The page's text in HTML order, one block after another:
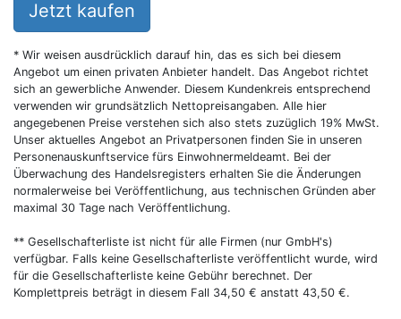
Jetzt kaufen
* Wir weisen ausdrücklich darauf hin, das es sich bei diesem
Angebot um einen privaten Anbieter handelt. Das Angebot richtet
sich an gewerbliche Anwender. Diesem Kundenkreis entsprechend
verwenden wir grundsätzlich Nettopreisangaben. Alle hier
angegebenen Preise verstehen sich also stets zuzüglich 19% MwSt.
Unser aktuelles Angebot an Privatpersonen finden Sie in unseren
Personenauskunftservice fürs Einwohnermeldeamt. Bei der
Überwachung des Handelsregisters erhalten Sie die Änderungen
normalerweise bei Veröffentlichung, aus technischen Gründen aber
maximal 30 Tage nach Veröffentlichung.
** Gesellschafterliste ist nicht für alle Firmen (nur GmbH's)
verfügbar. Falls keine Gesellschafterliste veröffentlicht wurde, wird
für die Gesellschafterliste keine Gebühr berechnet. Der
Komplettpreis beträgt in diesem Fall 34,50 € anstatt 43,50 €.